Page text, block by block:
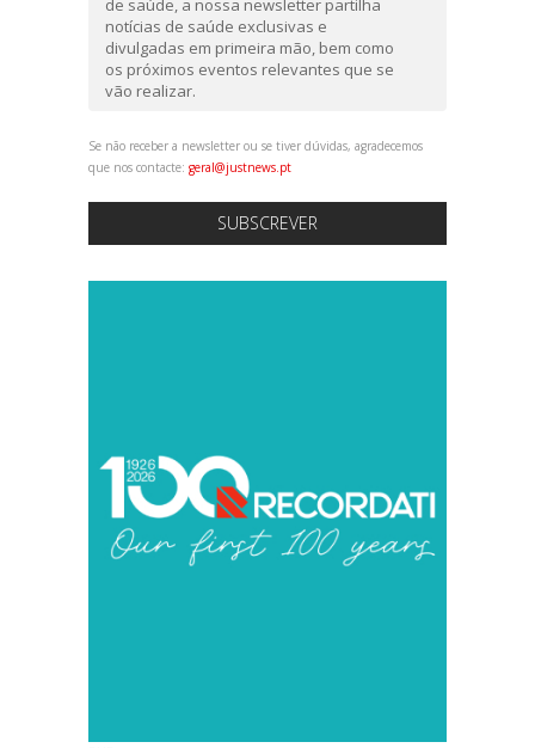
de saúde, a nossa newsletter partilha
notícias de saúde exclusivas e
divulgadas em primeira mão, bem como
os próximos eventos relevantes que se
vão realizar.
Se não receber a newsletter ou se tiver dúvidas, agradecemos
que nos contacte: geral@justnews.pt
SUBSCREVER